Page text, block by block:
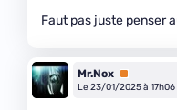
Faut pas juste penser
Mr.Nox Premium
Le 23/01/2025 à 17h06